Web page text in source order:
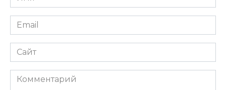
Email
Сайт
Комментарий